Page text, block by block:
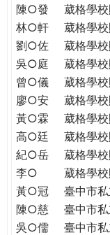
陳○發
葳格學
林○軒
葳格學
劉○佐
葳格學
吳○庭
葳格學
曾○儀
葳格學
廖○安
葳格學
黃○霖
葳格學
高○廷
葳格學
紀○岳
葳格學
李○
葳格學
黃○冠
臺中市
陳○慈
臺中市
吳○儒
臺中市